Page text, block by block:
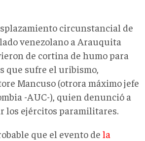
circunstancial de
venezolano a Arauquita
de cortina de humo para
que sufre el uribismo,
Mancuso (otrora máximo jefe
-AUC-), quien denunció a
los ejércitos paramilitares.
que el evento de la